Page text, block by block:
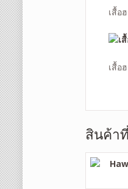
เสื้อ
เสื้อ
สินค้า